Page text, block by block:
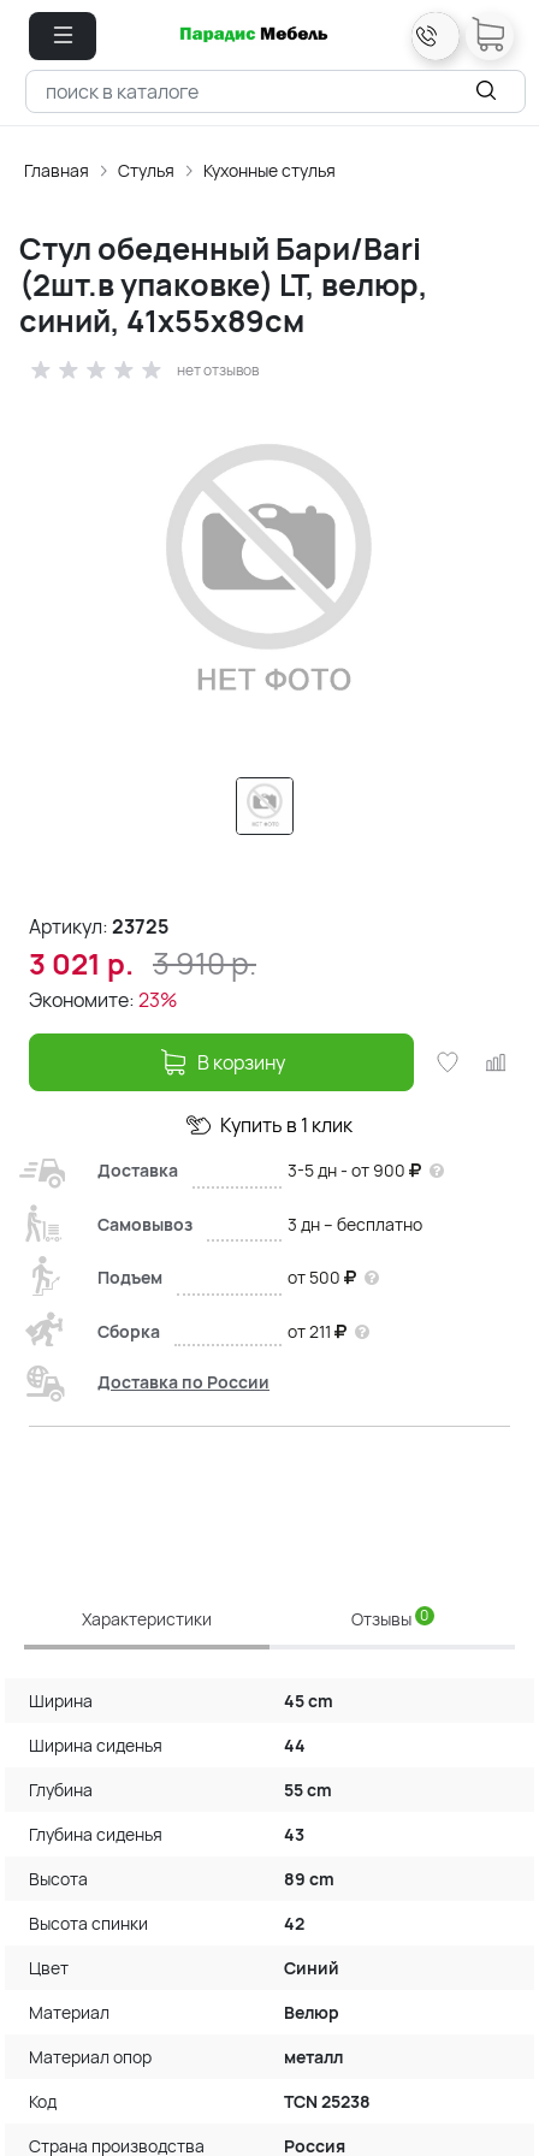
Главная Стулья Кухонные стулья
Стул обеденный Бари/Bari
(2шт.в упаковке) LT, велюр,
синий, 41х55х89см
нет отзывов
Артикул:23725
3 021 р. 3 910р.
Экономите:23%
В корзину
Купить в 1 клик
Доставка 3-5 дн - от 900
Самовывоз 3 дн – бесплатно
Подъем от 500
Сборка от 211
Доставка по России
Характеристики Отзывы 0
Ширина
45 cm
Ширина сиденья
44
Глубина
55 cm
Глубина сиденья
43
Высота
89 cm
Высота спинки
42
Цвет
Синий
Материал
Велюр
Материал опор
металл
Код
TCN 25238
Страна производства
Россия